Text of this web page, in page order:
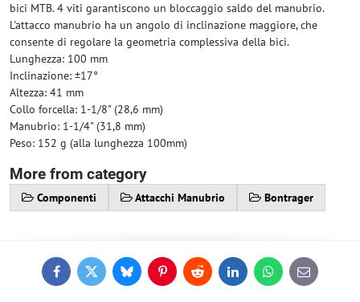
bici MTB. 4 viti garantiscono un bloccaggio saldo del manubrio.
L'attacco manubrio ha un angolo di inclinazione maggiore, che
consente di regolare la geometria complessiva della bici.
Lunghezza: 100 mm
Inclinazione: ±17°
Altezza: 41 mm
Collo forcella: 1-1/8" (28,6 mm)
Manubrio: 1-1/4" (31,8 mm)
Peso: 152 g (alla lunghezza 100mm)
More from category
Componenti Attacchi Manubrio Bontrager
FacebookTwitterBlueskyPinterestReddit LinkedInWhatsApp
E-
mail